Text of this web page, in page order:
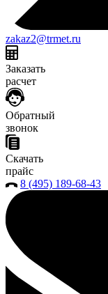
zakaz2@trmet.ru
Заказать
расчет
Обратный
звонок
Скачать
прайс
8 (495) 189-68-43